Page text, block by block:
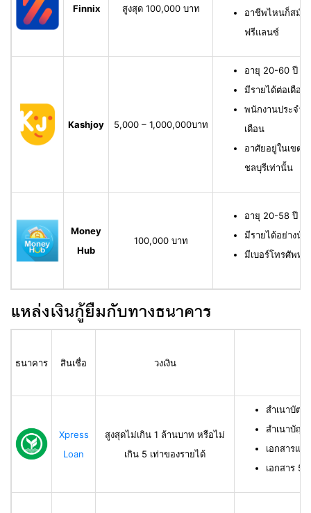
Finnix สูงสุด 100,000 บาท
อาชีพไหนก็สมัค
ฟรีแลนซ์
Kashjoy 5,000 – 1,000,000บาท
อายุ 20-60 ปี มี
มีรายได้ต่อเดือ
พนักงานประจำ
เดือน
อาศัยอยู่ในเขต
ชลบุรีเท่านั้น
Money
Hub
100,000 บาท
อายุ 20-58 ปี มี
มีรายได้อย่างน้
มีเบอร์โทรศัพท์
แหล่งเงินกู้ยืมกับทางธนาคาร
ธนาคาร สินเชื่อ วงเงิน
Xpress
Loan
สูงสุดไม่เกิน 1 ล้านบาท หรือไม่
เกิน 5 เท่าของรายได้
สำเนาบัตร
สำเนาบัญ
เอกสารแส
เอกสาร